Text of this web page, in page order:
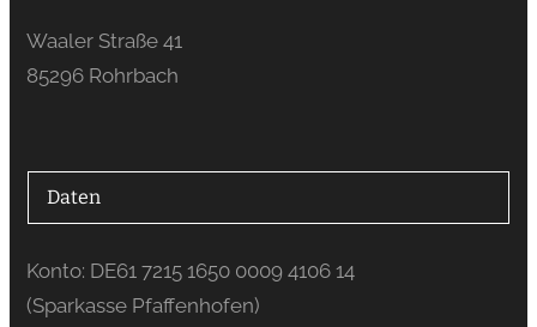
Waaler Straße 41
85296 Rohrbach
Daten
Konto: DE61 7215 1650 0009 4106 14
(Sparkasse Pfaffenhofen)